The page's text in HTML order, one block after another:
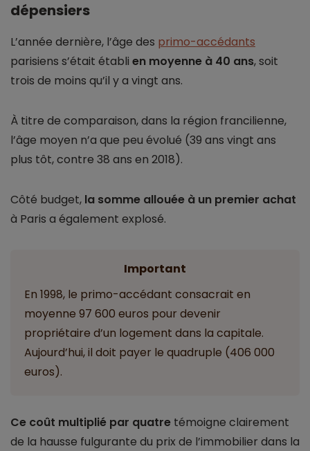
dépensiers
L’année dernière, l’âge des primo-accédants
parisiens s’était établi en moyenne à 40 ans, soit
trois de moins qu’il y a vingt ans.
À titre de comparaison, dans la région francilienne,
l’âge moyen n’a que peu évolué (39 ans vingt ans
plus tôt, contre 38 ans en 2018).
Côté budget, la somme allouée à un premier achat
à Paris a également explosé.
Important
En 1998, le primo-accédant consacrait en
moyenne 97 600 euros pour devenir
propriétaire d’un logement dans la capitale.
Aujourd’hui, il doit payer le quadruple (406 000
euros).
Ce coût multiplié par quatre témoigne clairement
de la hausse fulgurante du prix de l’immobilier dans la